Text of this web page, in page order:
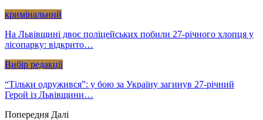
кримінальний
На Львівщині двоє поліцейських побили 27-річного хлопця у
лісопарку: відкрито…
Вибір редакції
“Тільки одружився”: у бою за Україну загинув 27-річний
Герой із Львівщини…
Попередня Далі